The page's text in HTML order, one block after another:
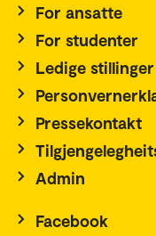
For ansatte
For studenter
Ledige stillinger
Pressekontakt
Admin
Facebook